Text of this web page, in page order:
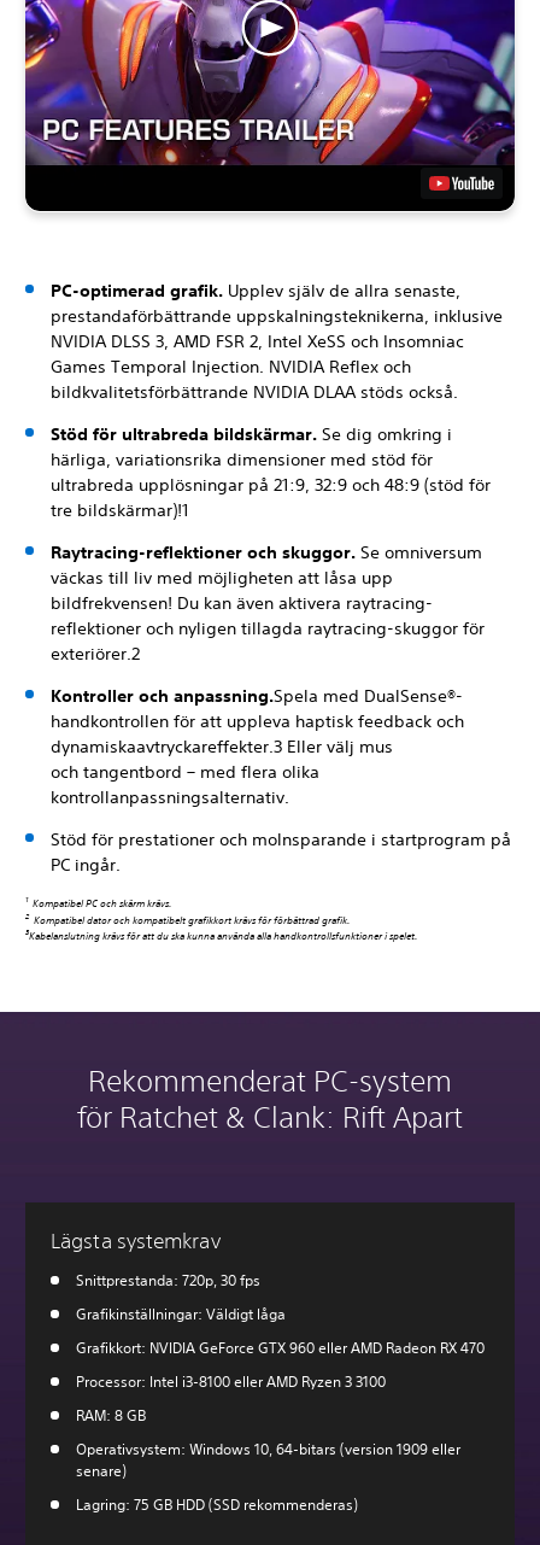
PC-optimerad grafik. Upplev själv de allra senaste,
prestandaförbättrande uppskalningsteknikerna, inklusive
NVIDIA DLSS 3, AMD FSR 2, Intel XeSS och Insomniac
Games Temporal Injection. NVIDIA Reflex och
bildkvalitetsförbättrande NVIDIA DLAA stöds också.
Stöd för ultrabreda bildskärmar. Se dig omkring i
härliga, variationsrika dimensioner med stöd för
ultrabreda upplösningar på 21:9, 32:9 och 48:9 (stöd för
tre bildskärmar)!1
Raytracing-reflektioner och skuggor. Se omniversum
väckas till liv med möjligheten att låsa upp
bildfrekvensen! Du kan även aktivera raytracing-
reflektioner och nyligen tillagda raytracing-skuggor för
exteriörer.2
Kontroller och anpassning.Spela med DualSense®-
handkontrollen för att uppleva haptisk feedback och
dynamiskaavtryckareffekter.3 Eller välj mus
och tangentbord – med flera olika
kontrollanpassningsalternativ.
Stöd för prestationer och molnsparande i startprogram på
PC ingår.
1 Kompatibel PC och skärm krävs.
2 Kompatibel dator och kompatibelt grafikkort krävs för förbättrad grafik.
3Kabelanslutning krävs för att du ska kunna använda alla handkontrollsfunktioner i spelet.
Rekommenderat PC-system
för Ratchet & Clank: Rift Apart
Lägsta systemkrav
Snittprestanda: 720p, 30 fps
Grafikinställningar: Väldigt låga
Grafikkort: NVIDIA GeForce GTX 960 eller AMD Radeon RX 470
Processor: Intel i3-8100 eller AMD Ryzen 3 3100
RAM: 8 GB
Operativsystem: Windows 10, 64-bitars (version 1909 eller
senare)
Lagring: 75 GB HDD (SSD rekommenderas)